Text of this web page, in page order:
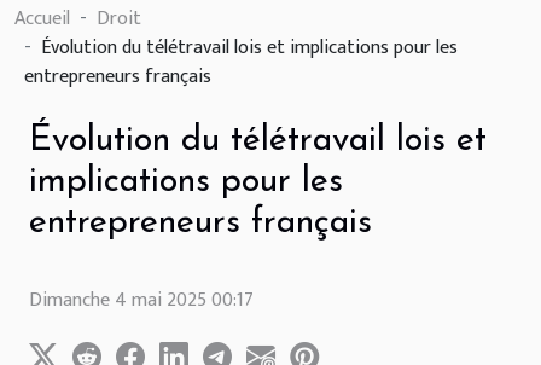
Accueil
Droit
Évolution du télétravail lois et implications pour les
entrepreneurs français
Évolution du télétravail lois et
implications pour les
entrepreneurs français
Dimanche 4 mai 2025 00:17